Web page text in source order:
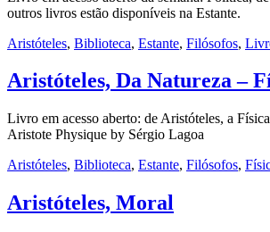
outros livros estão disponíveis na Estante.
Aristóteles, Biblioteca, Estante, Filósofos,
Aristóteles, Da Natureza –
Livro em acesso aberto: de Aristóteles, a
Aristote Physique by Sérgio Lagoa
Aristóteles, Biblioteca, Estante, Filósofos,
Aristóteles, Moral